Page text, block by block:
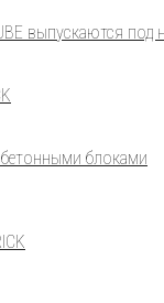
выпускаются под
блоками